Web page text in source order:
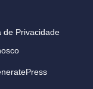
de Privacidade